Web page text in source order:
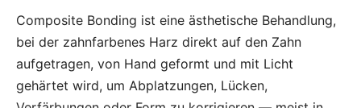
Composite Bonding ist eine ästhetische Behandlung,
bei der zahnfarbenes Harz direkt auf den Zahn
aufgetragen, von Hand geformt und mit Licht
gehärtet wird, um Abplatzungen, Lücken,